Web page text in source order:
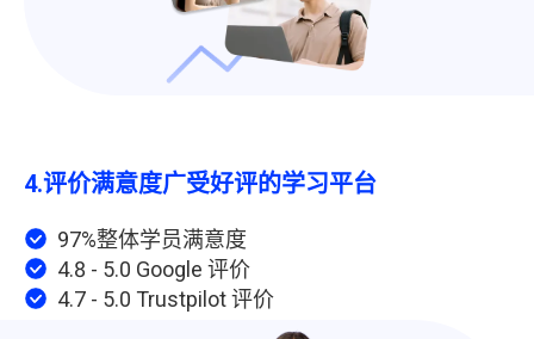
4.评价满意度广受好评的学习平台
97%整体学员满意度
4.8 - 5.0 Google 评价
4.7 - 5.0 Trustpilot 评价